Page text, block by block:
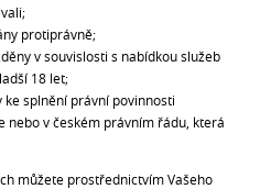
protiprávně;
v souvislosti s nabídkou služeb
18 let;
splnění právní povinnosti
nebo v českém právním řádu, která
můžete prostřednictvím Vašeho